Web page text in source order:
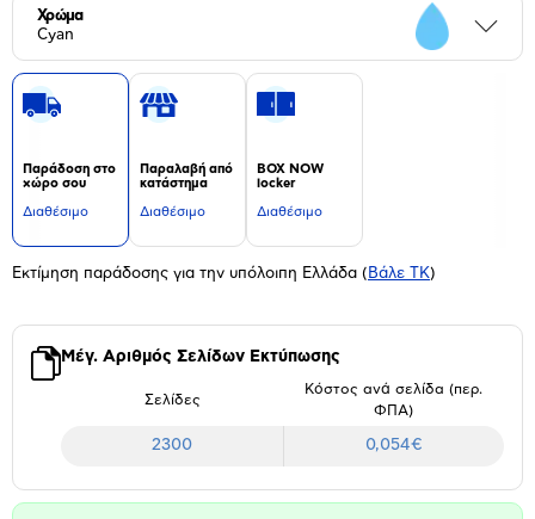
Χρώμα
Cyan
Παράδοση στο
χώρο σου
Διαθέσιμο
Παραλαβή από
κατάστημα
Διαθέσιμο
BOX NOW
locker
Διαθέσιμο
Εκτίμηση παράδοσης για την υπόλοιπη Ελλάδα ( Βάλε ΤΚ)
Μέγ. Αριθμός Σελίδων Εκτύπωσης
Σελίδες
Κόστος ανά σελίδα (περ.
ΦΠΑ)
2300 0,054€